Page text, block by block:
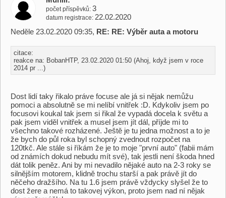
počet příspěvků 3
datum registrace 22.02.2020
Neděle 23.02.2020 09:35, RE: RE: Výběr auta a motoru
citace:
reakce na: BobanHTP, 23.02.2020 01:50 (Ahoj, když jsem v roce
2014 pr ...)
Dost lidí taky řikalo práve focuse ale já si nějak nemůžu
pomoci a absolutně se mi nelíbí vnitřek :D. Kdykoliv jsem po
focusovi koukal tak jsem si řikal že vypadá docela k světu a
pak jsem viděl vnitřek a musel jsem jít dál, příjde mi to
všechno takové rozházené. Ještě je tu jedna možnost a to je
že bych do půl roka byl schopný zvednout rozpočet na
120tkč. Ale stále si říkám že je to moje "první auto" (fabii mám
od známích dokud nebudu mít své), tak jestli není škoda hned
dát tolik peněz. Ani by mi nevadilo nějaké auto na 2-3 roky se
silnějším motorem, klidně trochu starší a pak právě jít do
něčeho dražšího. Na tu 1.6 jsem právě vždycky slyšel že to
dost žere a nemá to takovej výkon, proto jsem nad ní nějak